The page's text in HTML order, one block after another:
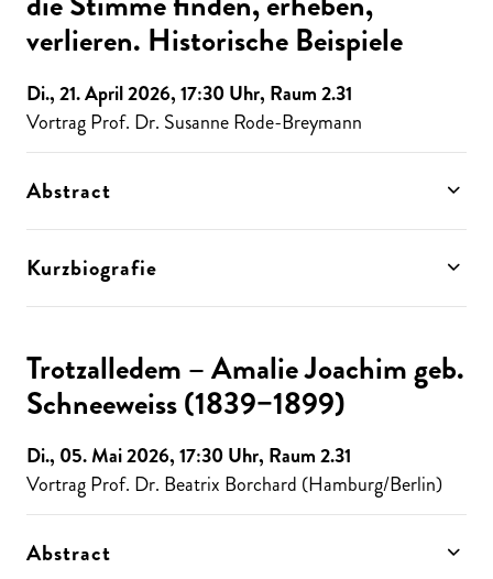
verlieren. Historische Beispiele
Di., 21. April 2026, 17:30 Uhr, Raum 2.31
Vortrag Prof. Dr. Susanne Rode-Breymann
Abstract
Kurzbiografie
Trotzalledem – Amalie Joachim geb.
Schneeweiss (1839−1899)
Di., 05. Mai 2026, 17:30 Uhr, Raum 2.31
Vortrag Prof. Dr. Beatrix Borchard (Hamburg/Berlin)
Abstract